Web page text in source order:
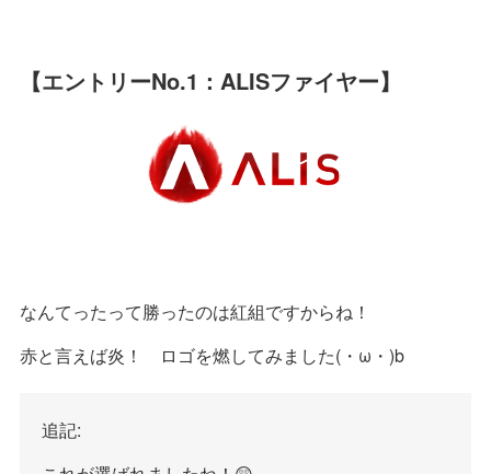
【エントリーNo.1：ALISファイヤー】
なんてったって勝ったのは紅組ですからね！
赤と言えば炎！ ロゴを燃してみました(・ω・)b
追記: